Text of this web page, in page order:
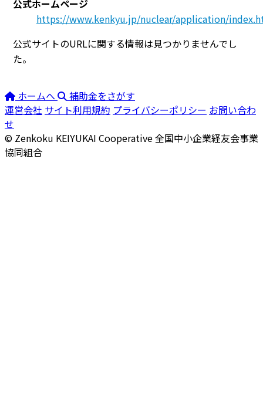
公式ホームページ
https://www.kenkyu.jp/nuclear/application/
公式サイトのURLに関する情報は見つかりませんでし
た。
ホームへ
補助金をさがす
運営会社 サイト利用規約 プライバシーポリシー お問い合わ
せ
© Zenkoku KEIYUKAI Cooperative全国中小企業経友会事業
協同組合